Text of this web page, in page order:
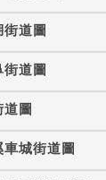
街道圖
街道圖
道圖
車城街道圖